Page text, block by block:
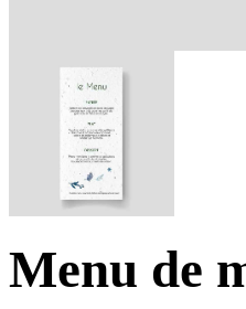
Menu de